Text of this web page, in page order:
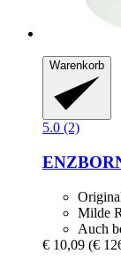
Warenkorb
5.0 (2)
Milde
Auch
€ 10,09 (€